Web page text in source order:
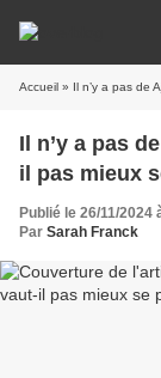
Accueil » Il n’y a pas de
Il n’y a pas
il pas mieux
Publié le 26/11/2024
Par Sarah Franck